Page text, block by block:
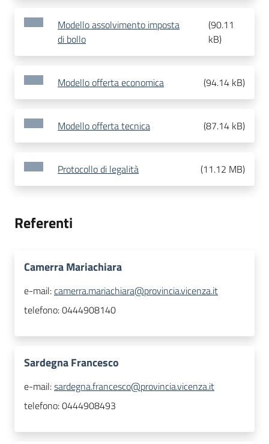
Modello assolvimento imposta
di bollo
(90.11
kB)
Modello offerta economica (94.14 kB)
Modello offerta tecnica (87.14 kB)
Protocollo di legalità (11.12 MB)
Referenti
Camerra Mariachiara
e-mail:camerra.mariachiara@provincia.vicenza.it
telefono:0444908140
Sardegna Francesco
e-mail:sardegna.francesco@provincia.vicenza.it
telefono:0444908493